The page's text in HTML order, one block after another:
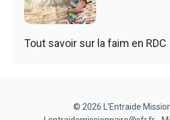
Tout savoir sur la faim en RDC
© 2026 L'Entraide